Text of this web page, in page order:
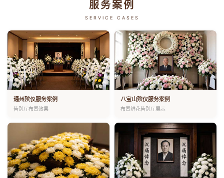
服务案例
SERVICE CASES
通州殡仪服务案例
告别厅布置效果
八宝山殡仪服务案例
布置鲜花告别厅展示